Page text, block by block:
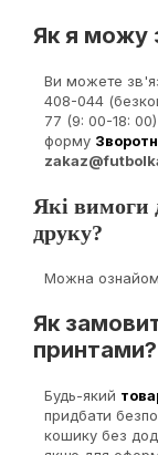
Як я можу
Ви можете
408-044
77 (9: 00-18:
форму
Які вимоги
друку?
Можна
Як
принтами?
Будь-який
придбати
кошику без